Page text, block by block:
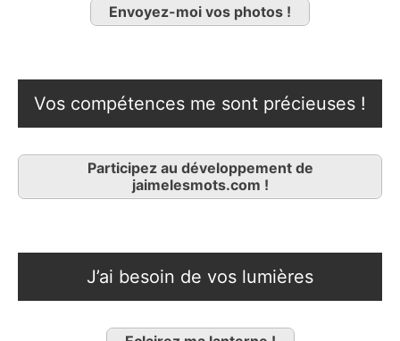
Envoyez-moi vos photos !
Vos compétences me sont précieuses !
Participez au développement de
jaimelesmots.com !
J’ai besoin de vos lumières